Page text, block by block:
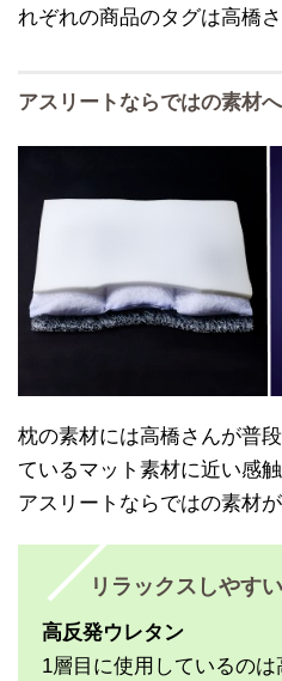
れぞれの商品のタグは高橋
アスリートならではの素材
枕の素材には高橋さんが普
ているマット素材に近い感
アスリートならではの素材
リラックスしやす
高反発ウレタン
1層目に使用しているの